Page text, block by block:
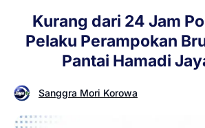
Kurang dari 24 Jam
Pelaku Perampokan
Pantai Hamadi
Sanggra Mori Korowa